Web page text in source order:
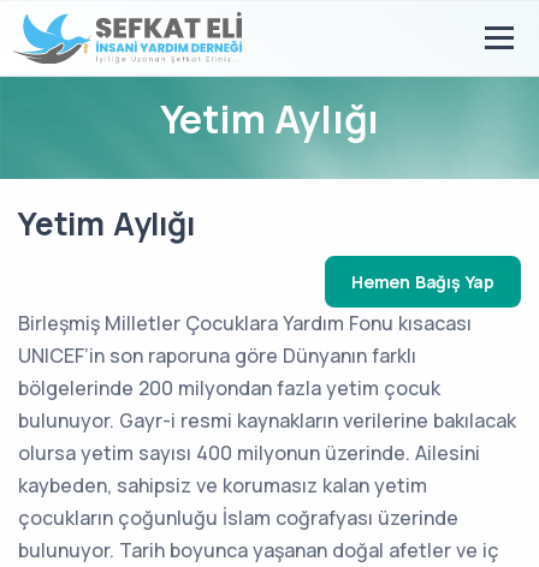
Yetim Aylığı
Yetim Aylığı
Hemen Bağış Yap
Birleşmiş Milletler Çocuklara Yardım Fonu kısacası
UNICEF’in son raporuna göre Dünyanın farklı
bölgelerinde 200 milyondan fazla yetim çocuk
bulunuyor. Gayr-i resmi kaynakların verilerine bakılacak
olursa yetim sayısı 400 milyonun üzerinde. Ailesini
kaybeden, sahipsiz ve korumasız kalan yetim
çocukların çoğunluğu İslam coğrafyası üzerinde
bulunuyor. Tarih boyunca yaşanan doğal afetler ve iç